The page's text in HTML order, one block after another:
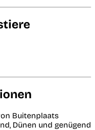
Buitenplaats
Dünen und genügend